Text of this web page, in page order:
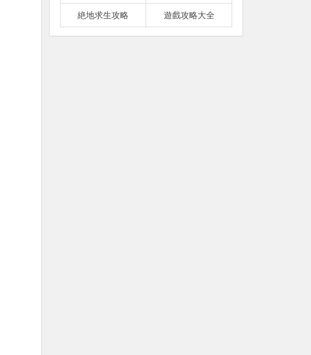
絶地求生攻略 遊戲攻略大全